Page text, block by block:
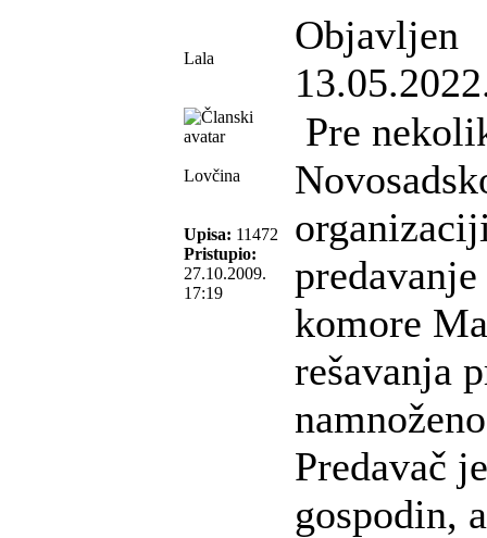
Lala
Objavljen
Lovčina
Upisa: 11472
Pristupio:
27.10.2009.
17:19
Pre
komore
rešavanja
Predavač
gospodin,